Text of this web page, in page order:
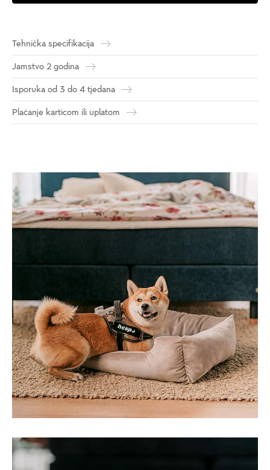
Tehnička specifikacija
Jamstvo 2 godina
Isporuka od 3 do 4 tjedana
Plaćanje karticom ili uplatom